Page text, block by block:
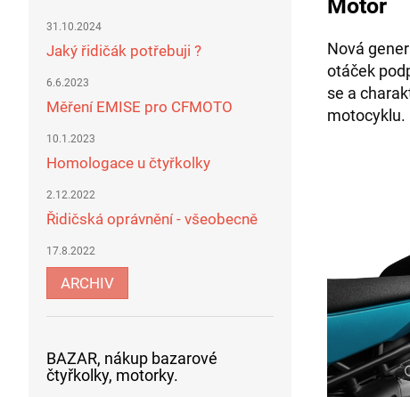
31.10.2024
Jaký řidičák potřebuji ?
6.6.2023
Měření EMISE pro CFMOTO
10.1.2023
Homologace u čtyřkolky
2.12.2022
Řidičská oprávnění - všeobecně
17.8.2022
ARCHIV
BAZAR, nákup bazarové
čtyřkolky, motorky.
Motor
Nová
otáček
se a
motocyklu.